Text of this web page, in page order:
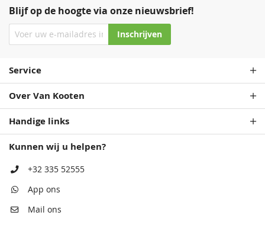
Blijf op de hoogte via onze nieuwsbrief!
Inschrijven
Service
Over Van Kooten
Handige links
Kunnen wij u helpen?
+32 335 52555
App ons
Mail ons